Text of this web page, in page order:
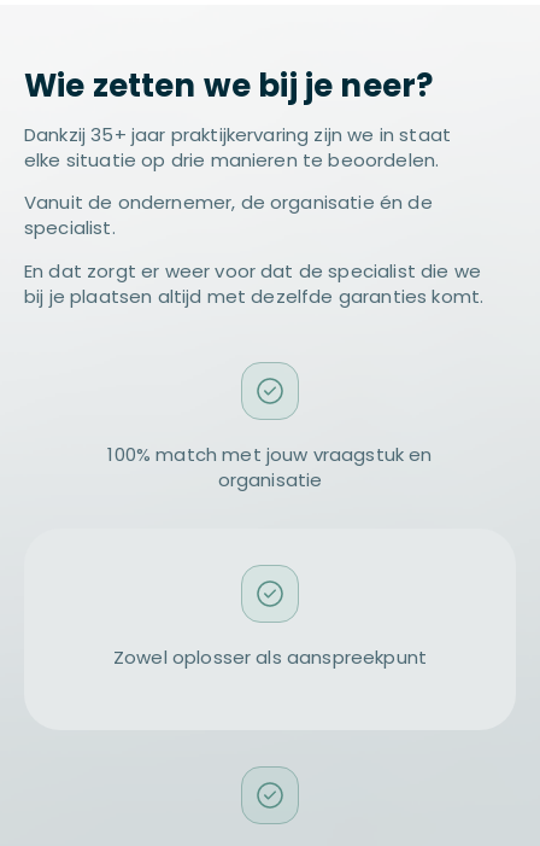
Wie zetten we bij je neer?
Dankzij 35+ jaar praktijkervaring zijn we in staat
elke situatie op drie manieren te beoordelen.
Vanuit de ondernemer, de organisatie én de
specialist.
En dat zorgt er weer voor dat de specialist die we
bij je plaatsen altijd met dezelfde garanties komt.
100% match met jouw vraagstuk en
organisatie
Zowel oplosser als aanspreekpunt